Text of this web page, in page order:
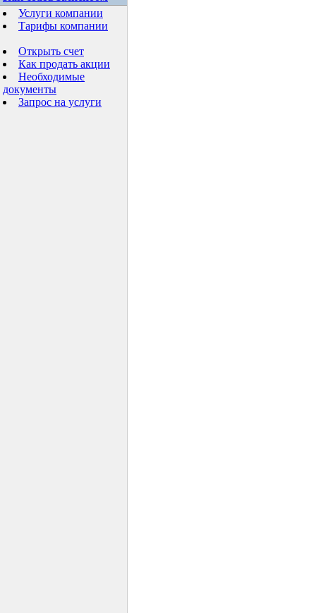
Услуги компании
Тарифы компании
Открыть счет
Как продать акции
Необходимые
документы
Запрос на услуги